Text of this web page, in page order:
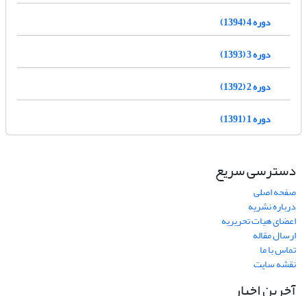
دوره 4 (1394)
دوره 3 (1393)
دوره 2 (1392)
دوره 1 (1391)
دسترسی سریع
صفحه اصلی
درباره نشریه
اعضای هیات تحریریه
ارسال مقاله
تماس با ما
نقشه سایت
آخرین اخبار